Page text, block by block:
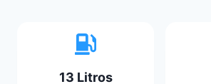
13 Litros